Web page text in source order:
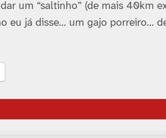
um “saltinho” (de mais 40km
eu já disse… um gajo porreiro…